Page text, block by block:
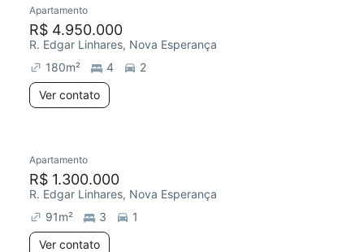
Redecorar
Apartamento
R$ 4.950.000
R. Edgar Linhares, Nova Esperança
180m² 4
2
Ver contato
Redecorar
Apartamento
R$ 1.300.000
R. Edgar Linhares, Nova Esperança
91m² 3
1
Ver contato